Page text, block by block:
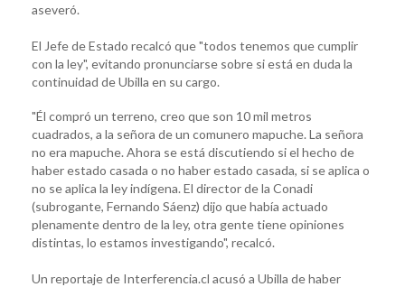
aseveró.
El Jefe de Estado recalcó que "todos tenemos que cumplir
con la ley", evitando pronunciarse sobre si está en duda la
continuidad de Ubilla en su cargo.
"Él compró un terreno, creo que son 10 mil metros
cuadrados, a la señora de un comunero mapuche. La señora
no era mapuche. Ahora se está discutiendo si el hecho de
haber estado casada o no haber estado casada, si se aplica o
no se aplica la ley indígena. El director de la Conadi
(subrogante, Fernando Sáenz) dijo que había actuado
plenamente dentro de la ley, otra gente tiene opiniones
distintas, lo estamos investigando", recalcó.
Un reportaje de Interferencia.cl acusó a Ubilla de haber